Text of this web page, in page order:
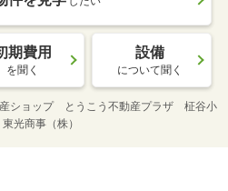
期費用
を聞く
設備
について聞く
産ショップ とうこう不動産プラザ 柾谷小
光商事（株）